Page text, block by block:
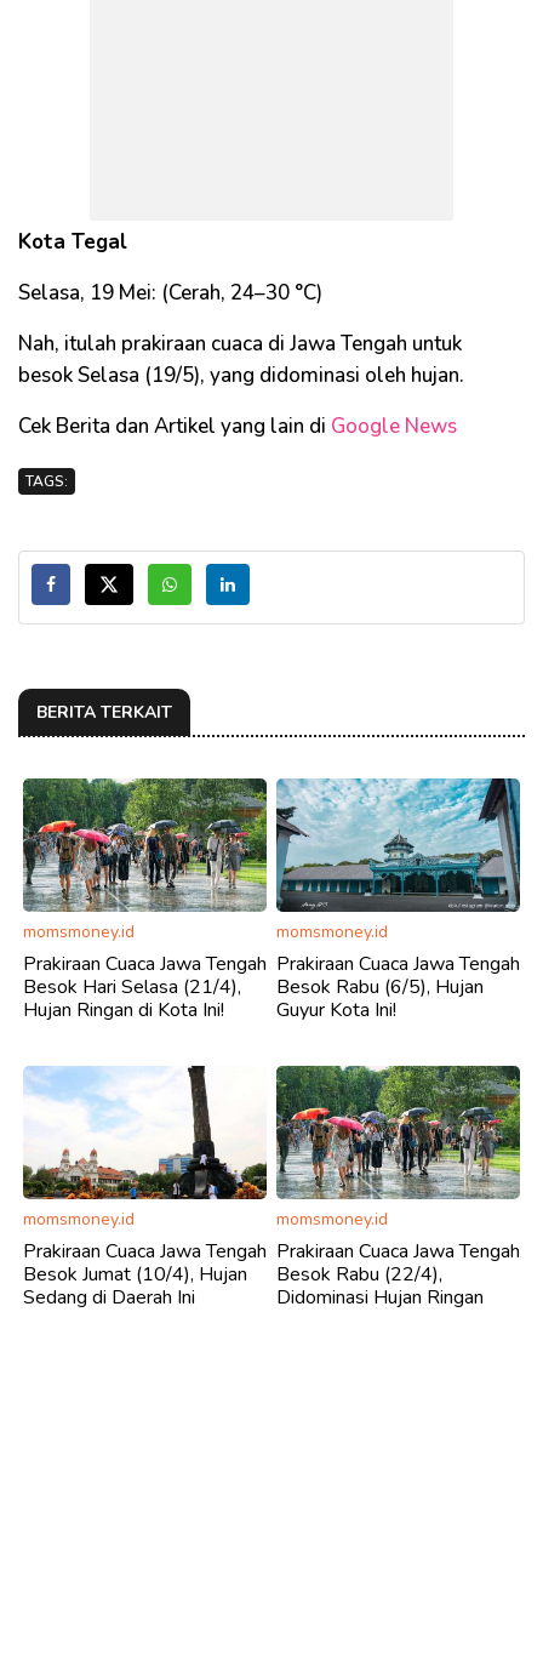
Kota Tegal
Selasa, 19 Mei: (Cerah, 24–30 °C)
Nah, itulah prakiraan cuaca di Jawa Tengah untuk
besok Selasa (19/5), yang didominasi oleh hujan.
Cek Berita dan Artikel yang lain di Google News
TAGS:
BERITA TERKAIT
momsmoney.id
Prakiraan Cuaca Jawa Tengah
Besok Hari Selasa (21/4),
Hujan Ringan di Kota Ini!
momsmoney.id
Prakiraan Cuaca Jawa Tengah
Besok Rabu (6/5), Hujan
Guyur Kota Ini!
momsmoney.id
Prakiraan Cuaca Jawa Tengah
Besok Jumat (10/4), Hujan
Sedang di Daerah Ini
momsmoney.id
Prakiraan Cuaca Jawa Tengah
Besok Rabu (22/4),
Didominasi Hujan Ringan